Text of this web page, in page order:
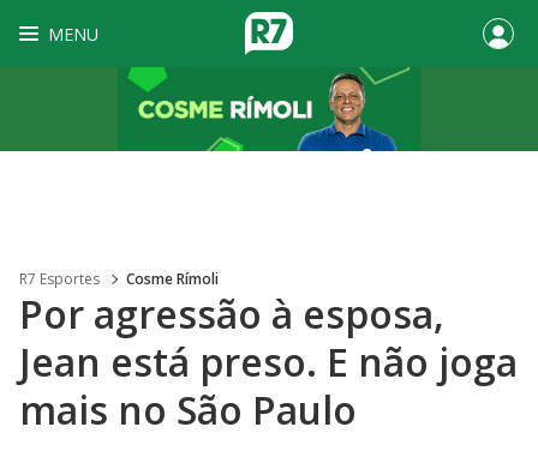
MENU
R7 Esportes Cosme Rímoli
Por agressão à esposa,
Jean está preso. E não joga
mais no São Paulo